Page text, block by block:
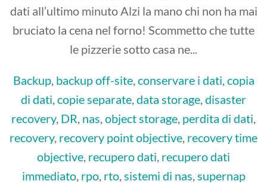
dati all’ultimo minuto Alzi la mano chi non ha mai
bruciato la cena nel forno! Scommetto che tutte
le pizzerie sotto casa ne...
Backup, backup off-site,conservare i dati,copia
di dati,copie separate,data storage,disaster
recovery, DR, nas,object storage, perdita di dati,
recovery, recovery point objective, recovery time
objective, recupero dati, recupero dati
immediato, rpo, rto,sistemi di nas,supernap